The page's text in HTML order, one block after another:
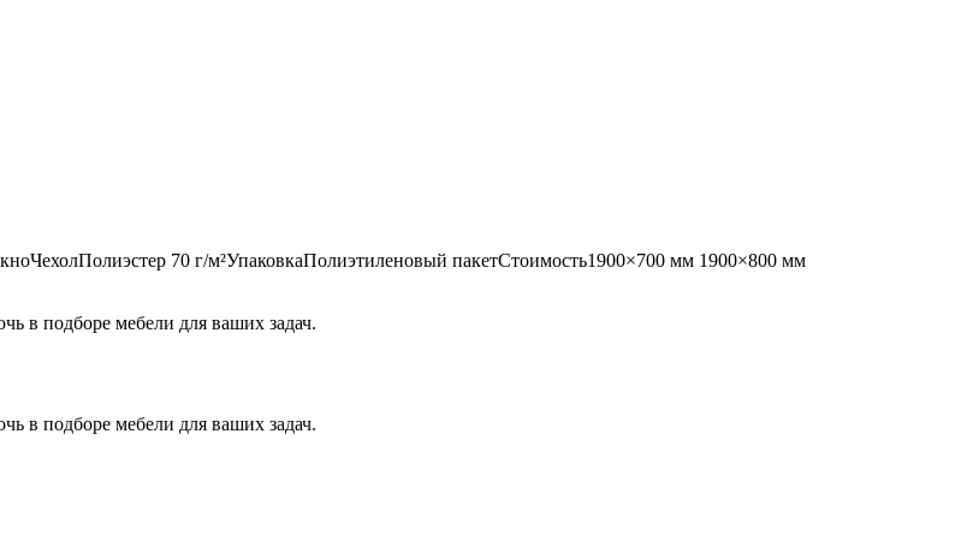
ЧехолПолиэстер 70 г/м²УпаковкаПолиэтиленовый пакетСтоимость1900×700 мм 1900×800 мм
в подборе мебели для ваших задач.
в подборе мебели для ваших задач.